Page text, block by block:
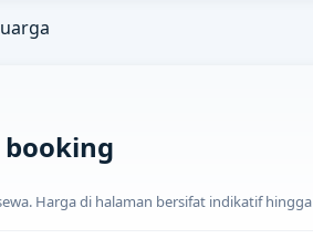
Harga di halaman bersifat indikatif